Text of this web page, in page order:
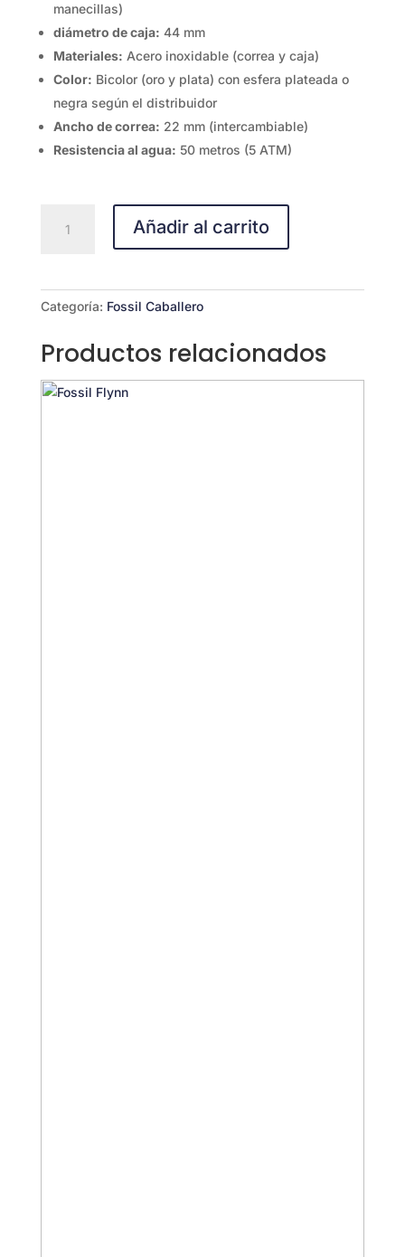
manecillas)
diámetro de caja: 44 mm
Materiales: Acero inoxidable (correa y caja)
Color: Bicolor (oro y plata) con esfera plateada o
negra según el distribuidor
Ancho de correa: 22 mm (intercambiable)
Resistencia al agua: 50 metros (5 ATM)
BQ2861
Añadir al carrito
Categoría: Fossil Caballero
Productos relacionados